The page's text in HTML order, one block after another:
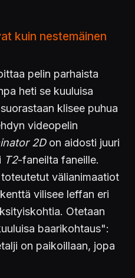
kuin nestemäinen
pelin parhaista
heti se kuuluisa
klisee puhua
videopelin
2D on aidosti juuri
T2-faneilta faneille.
välianimaatiot
vilisee leffan eri
Otetaan
baarikohtaus":
on paikoillaan, jopa